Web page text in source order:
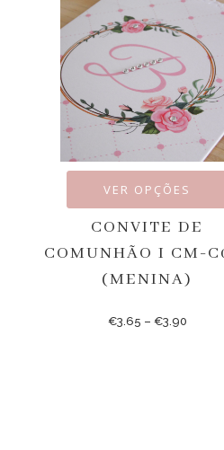
VER OPÇÕES
CONVITE DE
COMUNHÃO I CM-
(MENINA)
€3.65 – €3.90